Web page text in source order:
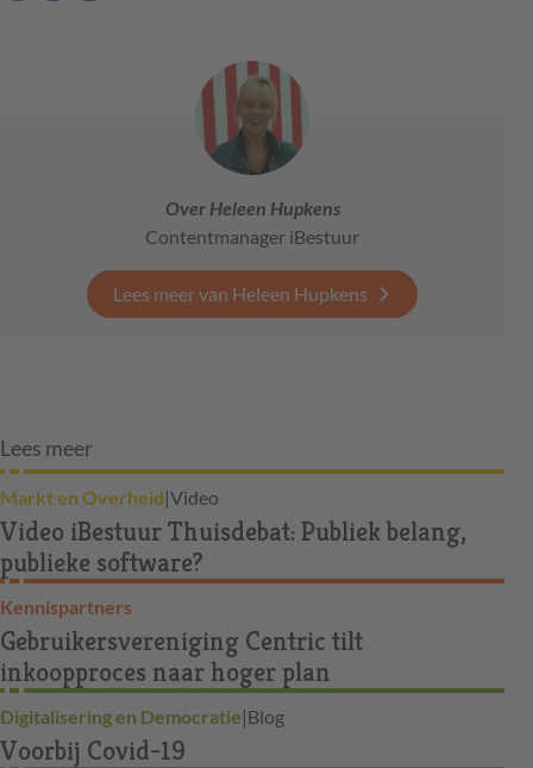
Over Heleen Hupkens
Contentmanager iBestuur
Lees meer van Heleen Hupkens
Lees meer
Markt en Overheid|Video
Video iBestuur Thuisdebat: Publiek belang,
publieke software?
Kennispartners
Gebruikersvereniging Centric tilt
inkoopproces naar hoger plan
Digitalisering en Democratie|Blog
Voorbij Covid-19